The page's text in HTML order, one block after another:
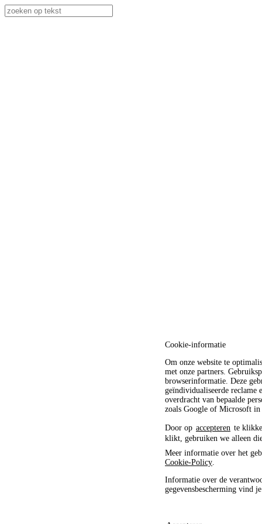
Cookie-informatie
Om onze website te
met onze partners.
browserinformatie. Deze
geïndividualiseerde
overdracht van bepaalde
zoals Google of Microsoft in
Door op accepteren te
klikt, gebruiken we alleen
Meer informatie over het
Cookie-Policy
Informatie over de
gegevensbescherming vind